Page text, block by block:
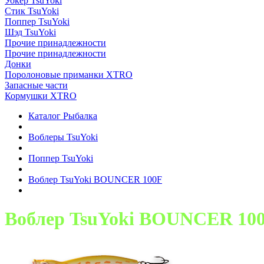
Стик TsuYoki
Поппер TsuYoki
Шэд TsuYoki
Прочие принадлежности
Прочие принадлежности
Донки
Поролоновые приманки XTRO
Запасные части
Кормушки XTRO
Каталог Рыбалка
Воблеры TsuYoki
Поппер TsuYoki
Воблер TsuYoki BOUNCER 100F
Воблер TsuYoki BOUNCER